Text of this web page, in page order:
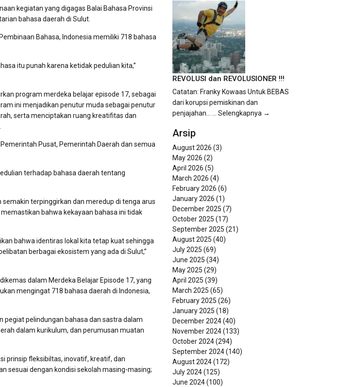
kegiatan yang digagas Balai Bahasa Provinsi
bahasa daerah di Sulut.
Bahasa, Indonesia memiliki 718 bahasa
itu punah karena ketidak pedulian kita,”
program merdeka belajar episode 17, sebagai
ini menjadikan penutur muda sebagai penutur
serta menciptakan ruang kreatifitas dan
Pusat, Pemerintah Daerah dan semua
terhadap bahasa daerah tentang
terpinggirkan dan meredup di tenga arus
bahwa kekayaan bahasa ini tidak
bahwa identiras lokal kita tetap kuat sehingga
berbagai ekosistem yang ada di Sulut,”
dalam Merdeka Belajar Episode 17, yang
mengingat 718 bahasa daerah di Indonesia,
pegiat pelindungan bahasa dan sastra dalam
dalam kurikulum, dan perumusan muatan
prinsip fleksibiltas, inovatif, kreatif, dan
sesuai dengan kondisi sekolah masing-masing;
REVOLUSI dan REVOLUSIONER !!!
Catatan: Franky Kowaas Untuk BEBAS
dari korupsi pemiskinan dan
penjajahan... ... Selengkapnya →
Arsip
August 2026 (3)
May 2026 (2)
April 2026 (5)
March 2026 (4)
February 2026 (6)
January 2026 (1)
December 2025 (7)
October 2025 (17)
September 2025 (21)
August 2025 (40)
July 2025 (69)
June 2025 (34)
May 2025 (29)
April 2025 (39)
March 2025 (65)
February 2025 (26)
January 2025 (18)
December 2024(40)
November 2024(133)
October 2024(294)
September 2024(140)
August 2024(172)
July 2024(125)
June 2024(100)